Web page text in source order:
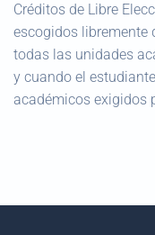
Créditos de Libre
escogidos libremente
todas las unidades
y cuando el
académicos exigidos